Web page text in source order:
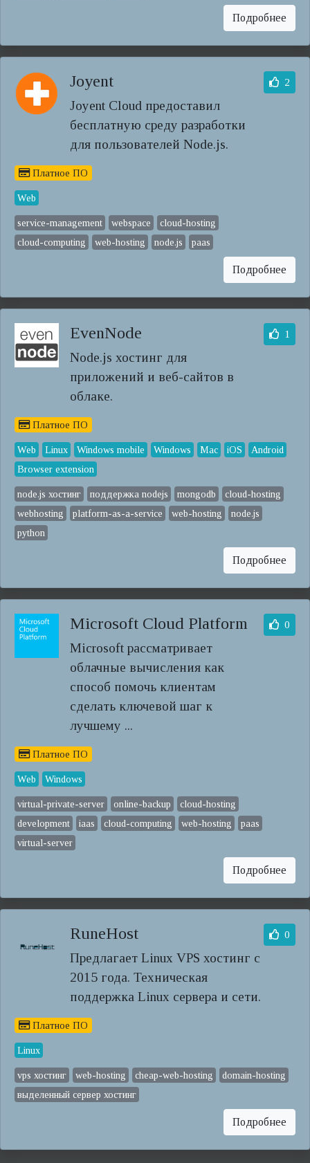
Подробнее
Joyent
Joyent Cloud предоставил
бесплатную среду разработки
для пользователей Node.js.
2
Платное ПО
Web
service-management webspace
cloud-hosting
cloud-computing
web-hosting node.js paas
Подробнее
EvenNode
Node.js хостинг для
приложений и веб-сайтов в
облаке.
1
Платное ПО
Web Linux Windows mobile Windows Mac iOS
Android
Browser extension
node.js хостинг поддержка nodejs mongodb
cloud-hosting
webhosting
platform-as-a-service web-hosting
node.js
python
Подробнее
Microsoft Cloud Platform
Microsoft рассматривает
облачные вычисления как
способ помочь клиентам
сделать ключевой шаг к
лучшему ...
0
Платное ПО
Web Windows
virtual-private-server online-backup
cloud-hosting
development
iaas cloud-computing web-hosting
paas
virtual-server
Подробнее
RuneHost
Предлагает Linux VPS хостинг с
2015 года. Техническая
поддержка Linux сервера и сети.
0
Платное ПО
Linux
vps хостинг web-hosting cheap-web-hosting
domain-hosting
выделенный сервер хостинг
Подробнее